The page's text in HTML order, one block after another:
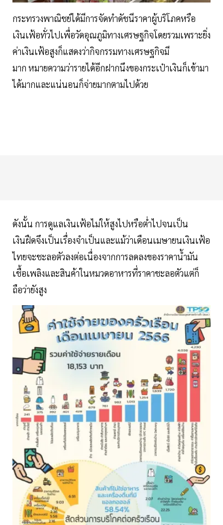
กระทรวงพาณิชย์ได้มีการจัดทำดัชนีราคาผู้บริโภคหรือ
เงินเฟ้อทั่วไปเพื่อวัดอุณภูมิทางเศรษฐกิจโดยรวมเพราะยิ่ง
ค่าเงินเฟ้อสูงก็แสดงว่ากิจกรรมทางเศรษฐกิจมี
มาก หมายความว่ารายได้อีกฝากนึงของกระเป๋าเงินก็เข้ามา
ได้มากและแน่นอนก็จ่ายมากตามไปด้วย
ดังนั้น การดูแลเงินเฟ้อไม่ให้สูงไปหรือต่ำไปจนเป็น
เงินฝืดจึงเป็นเรื่องจำเป็นและแม้ว่าเดือนเมษายนเงินเฟ้อ
ไทยจะชะลอตัวลงต่อเนื่องจากการลดลงของราคาน้ำมัน
เชื้อเพลิงและสินค้าในหมวดอาหารที่ราคาชะลอตัวแต่ก็
ถือว่ายังสูง